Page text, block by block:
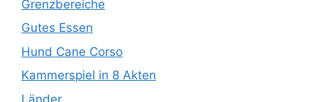
Grenzbereiche
Gutes Essen
Hund Cane Corso
Kammerspiel in 8 Akten
Länder